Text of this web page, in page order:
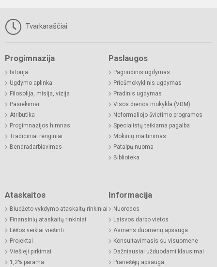
Tvarkaraščiai
Progimnazija
Istorija
Ugdymo aplinka
Filosofija, misija, vizija
Pasiekimai
Atributika
Progimnazijos himnas
Tradiciniai renginiai
Bendradarbiavimas
Paslaugos
Pagrindinis ugdymas
Priešmokyklinis ugdymas
Pradinis ugdymas
Visos dienos mokykla (VDM)
Neformaliojo švietimo programos
Specialistų teikiama pagalba
Mokinių maitinimas
Patalpų nuoma
Biblioteka
Ataskaitos
Biudžeto vykdymo ataskaitų rinkiniai
Finansinių ataskaitų rinkiniai
Lėšos veiklai viešinti
Projektai
Viešieji pirkimai
1,2% parama
Informacija
Nuorodos
Laisvos darbo vietos
Asmens duomenų apsauga
Konsultavimasis su visuomene
Dažniausiai užduodami klausimai
Pranešėjų apsauga